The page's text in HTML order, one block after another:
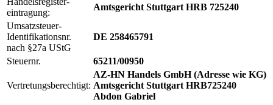
eintragung:
Amtsgericht Stuttgart HRB 725240
Umsatzsteuer-
Identifikationsnr.
nach §27a UStG
DE 258465791
Steuernr. 65211/00950
Vertretungsberechtigt:
AZ-HN Handels GmbH (Adresse wie KG)
Amtsgericht Stuttgart HRB725240
Abdon Gabriel